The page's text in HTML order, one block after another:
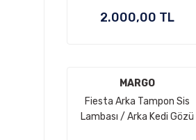
2.000,00 TL
MARGO
Fiesta Arka Tampon Sis
Lambası / Arka Kedi Gözü